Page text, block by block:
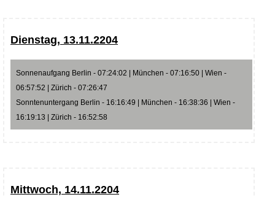
Dienstag, 13.11.2204
Sonnenaufgang Berlin - 07:24:02 | München - 07:16:50 | Wien -
06:57:52 | Zürich - 07:26:47
Sonntenuntergang Berlin - 16:16:49 | München - 16:38:36 | Wien -
16:19:13 | Zürich - 16:52:58
Mittwoch, 14.11.2204